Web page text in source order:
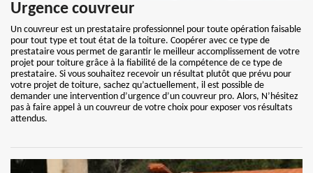
Urgence couvreur
Un couvreur est un prestataire professionnel pour toute opération faisable
pour tout type et tout état de la toiture. Coopérer avec ce type de
prestataire vous permet de garantir le meilleur accomplissement de votre
projet pour toiture grâce à la fiabilité de la compétence de ce type de
prestataire. Si vous souhaitez recevoir un résultat plutôt que prévu pour
votre projet de toiture, sachez qu’actuellement, il est possible de
demander une intervention d’urgence d’un couvreur pro. Alors, N’hésitez
pas à faire appel à un couvreur de votre choix pour exposer vos résultats
attendus.